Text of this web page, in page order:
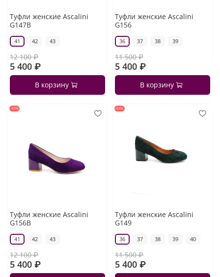
Туфли женские Ascalini
G147B
41 42 43
12 100 ₽
5 400 ₽
В корзину
Туфли женские Ascalini
G156
36 37 38 39
11 500 ₽
5 400 ₽
В корзину
-55%
Туфли женские Ascalini
G156B
41 42 43
12 100 ₽
5 400 ₽
-53%
Туфли женские Ascalini
G149
36 37 38 39 40
11 500 ₽
5 400 ₽